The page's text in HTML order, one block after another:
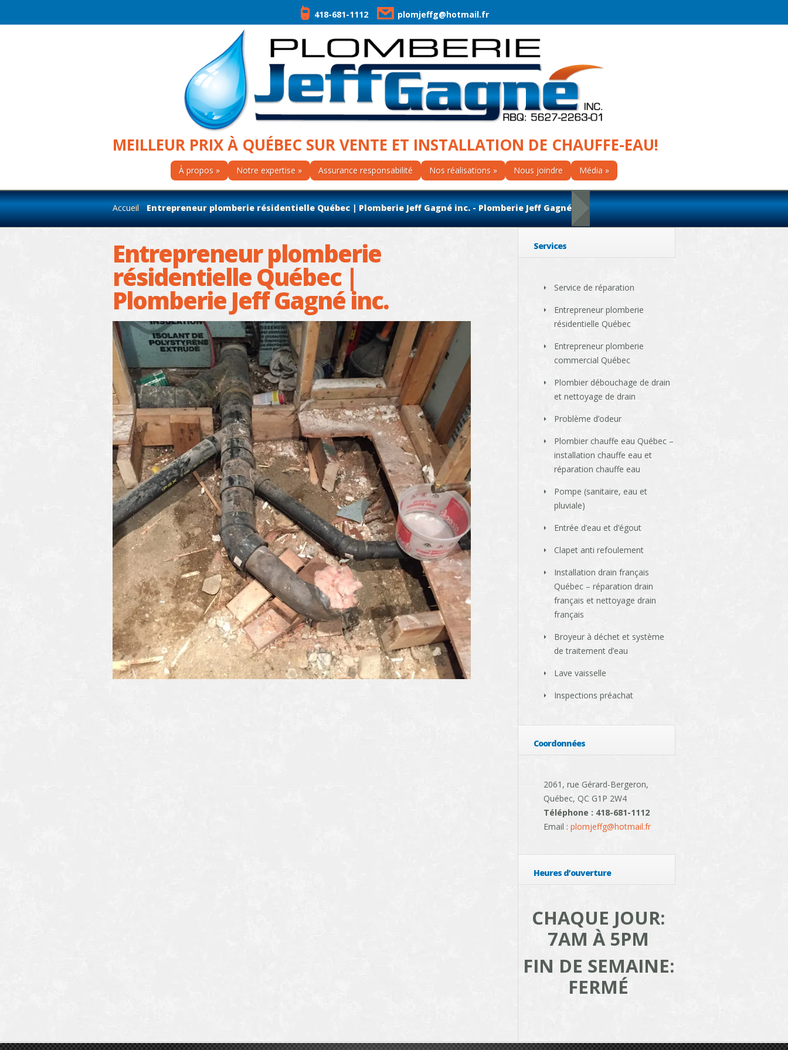
418-681-1112 plomjeffg@hotmail.fr
MEILLEUR PRIX À QUÉBEC SUR VENTE ET INSTALLATION DE CHAUFFE-EAU!
À propos Notre expertise Assurance responsabilité Nos réalisations Nous joindre Média
Accueil Entrepreneur plomberie résidentielle Québec | Plomberie Jeff Gagné inc. - Plomberie Jeff Gagné
Entrepreneur plomberie
résidentielle Québec |
Plomberie Jeff Gagné inc.
Services
Service de réparation
Entrepreneur plomberie
résidentielle Québec
Entrepreneur plomberie
commercial Québec
Plombier débouchage de drain
et nettoyage de drain
Problème d’odeur
Plombier chauffe eau Québec –
installation chauffe eau et
réparation chauffe eau
Pompe (sanitaire, eau et
pluviale)
Entrée d’eau et d’égout
Clapet anti refoulement
Installation drain français
Québec – réparation drain
français et nettoyage drain
français
Broyeur à déchet et système
de traitement d’eau
Lave vaisselle
Inspections préachat
Coordonnées
2061, rue Gérard-Bergeron,
Québec, QC G1P 2W4
Téléphone : 418-681-1112
Email : plomjeffg@hotmail.fr
Heures d’ouverture
CHAQUE JOUR:
7AM À 5PM
FIN DE SEMAINE:
FERMÉ